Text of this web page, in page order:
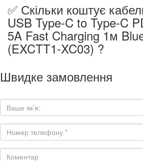
✅ Скільки коштує
USB Type-C to Type-C
5A Fast Charging 1м
(EXCTT1-XC03) ?
Швидке замовлення